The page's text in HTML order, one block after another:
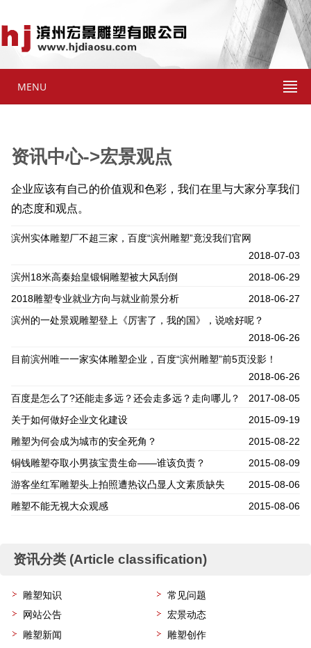
MENU
资讯中心->宏景观点
企业应该有自己的价值观和色彩，我们在里与大家分享我们
的态度和观点。
滨州实体雕塑厂不超三家，百度“滨州雕塑”竟没我们官网
2018-07-03
滨州18米高秦始皇锻铜雕塑被大风刮倒
2018-06-29
2018雕塑专业就业方向与就业前景分析
2018-06-27
滨州的一处景观雕塑登上《厉害了，我的国》，说啥好呢？
2018-06-26
目前滨州唯一一家实体雕塑企业，百度“滨州雕塑”前5页没影！
2018-06-26
百度是怎么了?还能走多远？还会走多远？走向哪儿？
2017-08-05
关于如何做好企业文化建设
2015-09-19
雕塑为何会成为城市的安全死角？
2015-08-22
铜钱雕塑夺取小男孩宝贵生命——谁该负责？
2015-08-09
游客坐红军雕塑头上拍照遭热议凸显人文素质缺失
2015-08-06
雕塑不能无视大众观感
2015-08-06
资讯分类 (Article classification)
雕塑知识
常见问题
网站公告
宏景动态
雕塑新闻
雕塑创作